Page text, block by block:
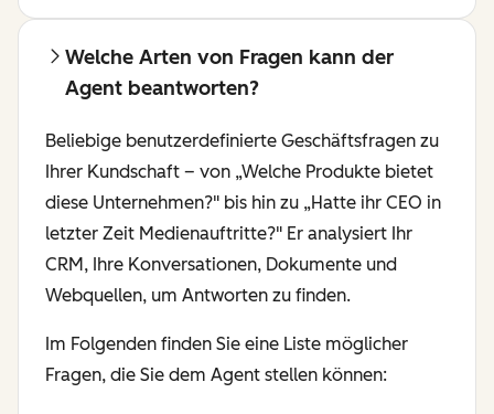
Welche Arten von Fragen kann der
Agent beantworten?
Beliebige benutzerdefinierte Geschäftsfragen zu
Ihrer Kundschaft – von „Welche Produkte bietet
diese Unternehmen?" bis hin zu „Hatte ihr CEO in
letzter Zeit Medienauftritte?" Er analysiert Ihr
CRM, Ihre Konversationen, Dokumente und
Webquellen, um Antworten zu finden.
Im Folgenden finden Sie eine Liste möglicher
Fragen, die Sie dem Agent stellen können: